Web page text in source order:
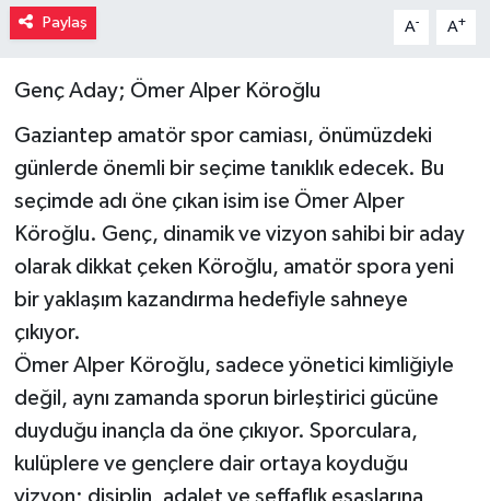
Paylaş A- A+
Genç Aday; Ömer Alper Köroğlu
Gaziantep amatör spor camiası, önümüzdeki
günlerde önemli bir seçime tanıklık edecek. Bu
seçimde adı öne çıkan isim ise Ömer Alper
Köroğlu. Genç, dinamik ve vizyon sahibi bir aday
olarak dikkat çeken Köroğlu, amatör spora yeni
bir yaklaşım kazandırma hedefiyle sahneye
çıkıyor.
Ömer Alper Köroğlu, sadece yönetici kimliğiyle
değil, aynı zamanda sporun birleştirici gücüne
duyduğu inançla da öne çıkıyor. Sporculara,
kulüplere ve gençlere dair ortaya koyduğu
vizyon; disiplin, adalet ve şeffaflık esaslarına
Kültür Sanat
Piyasa
Resmi İlanlar
Sağlık
Sinemalar
Siyaset
Spor